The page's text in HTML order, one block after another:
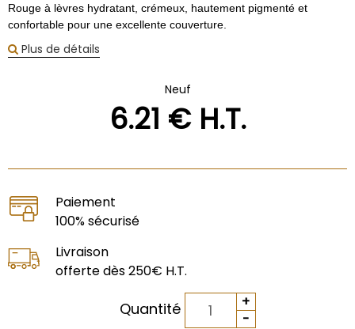
Rouge à lèvres hydratant, crémeux, hautement pigmenté et
confortable pour une excellente couverture.
Plus de détails
Neuf
6.21 € H.T.
Paiement
100% sécurisé
Livraison
offerte dès 250€ H.T.
Quantité